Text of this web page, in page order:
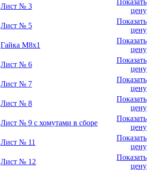
Лист № 3
цену
Лист № 5
Показать
цену
Гайка М8х1
Показать
цену
Лист № 6
Показать
цену
Лист № 7
Показать
цену
Лист № 8
Показать
цену
Лист № 9 с хомутами в сборе
Показать
цену
Лист № 11
Показать
цену
Лист № 12
Показать
цену